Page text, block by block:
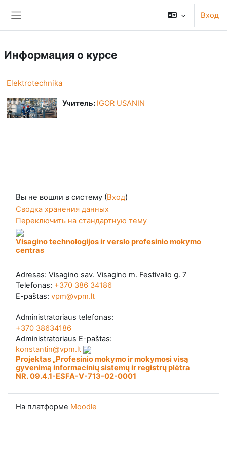
Вход
Информация о курсе
Elektrotechnika
Учитель: IGOR USANIN
Вы не вошли в систему (Вход)
Сводка хранения данных
Переключить на стандартную тему
Visagino technologijos ir verslo profesinio mokymo
centras
Adresas: Visagino sav. Visagino m. Festivalio g. 7
Telefonas: +370 386 34186
E-paštas: vpm@vpm.lt
Administratoriaus telefonas:
+370 38634186
Administratoriaus E-paštas:
konstantin@vpm.lt
Projektas „Profesinio mokymo ir mokymosi visą
gyvenimą informacinių sistemų ir registrų plėtra
NR. 09.4.1-ESFA-V-713-02-0001
На платформе Moodle